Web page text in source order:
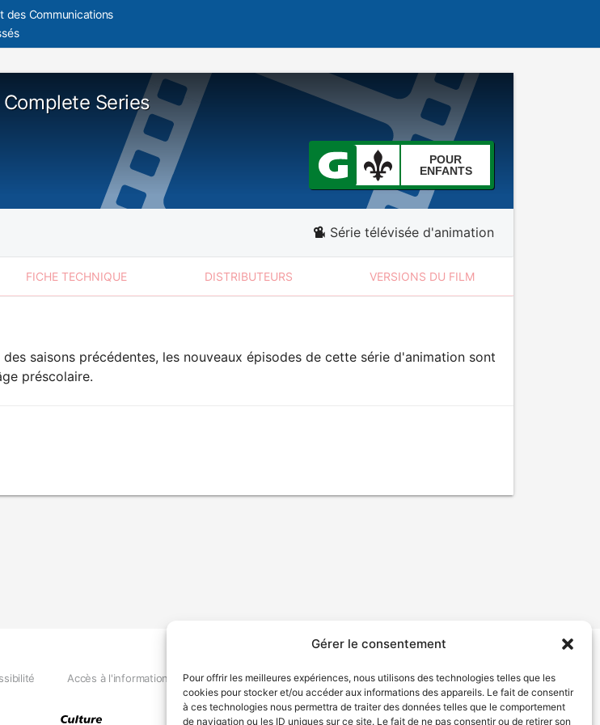
Gérer le consentement
Pour offrir les meilleures expériences, nous utilisons des technologies telles que les
cookies pour stocker et/ou accéder aux informations des appareils. Le fait de consentir
à ces technologies nous permettra de traiter des données telles que le comportement
de navigation ou les ID uniques sur ce site. Le fait de ne pas consentir ou de retirer son
des Communications
Series
POUR
ENFANTS
Série télévisée d'animation
FICHE TECHNIQUE DISTRIBUTEURS VERSIONS DU FILM
saisons précédentes, les nouveaux épisodes de cette série d'animation sont
préscolaire.
Accès à l'information Déclaration de services Politique de confidentialité